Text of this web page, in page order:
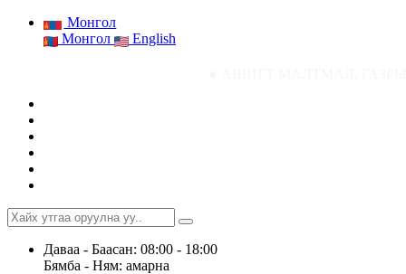
Монгол
Монгол
English
Даваа - Баасан: 08:00 - 18:00
Бямба - Ням: амарна